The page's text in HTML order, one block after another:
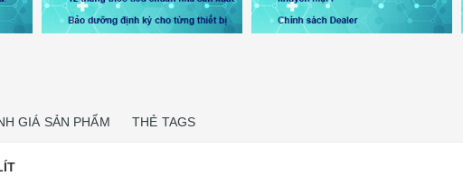
GIÁ SẢN PHẨM THẺ TAGS